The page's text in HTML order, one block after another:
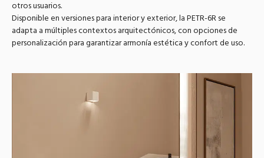
otros usuarios.
Disponible en versiones para interior y exterior, la PETR-6R se
adapta a múltiples contextos arquitectónicos, con opciones de
personalización para garantizar armonía estética y confort de uso.